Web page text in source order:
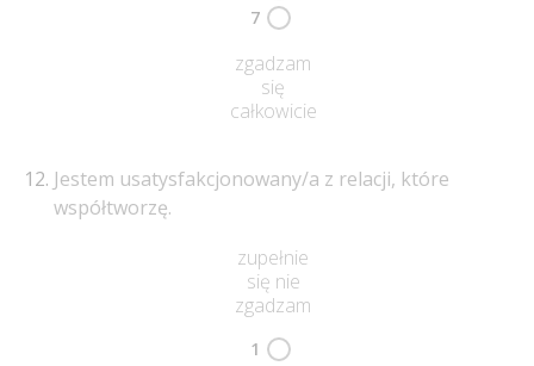
7
zgadzam
się
całkowicie
Jestem usatysfakcjonowany/a z relacji, które
współtworzę.
zupełnie
się nie
zgadzam
1